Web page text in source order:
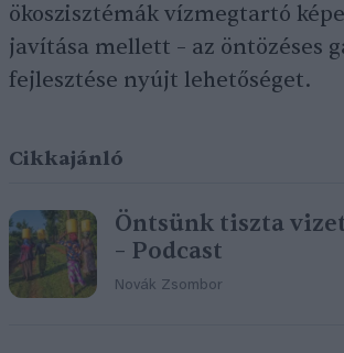
ökoszisztémák vízmegtartó
javítása mellett – az öntözéses
fejlesztése nyújt lehetőséget.
Cikkajánló
Öntsünk tiszta
– Podcast
Novák Zsombor